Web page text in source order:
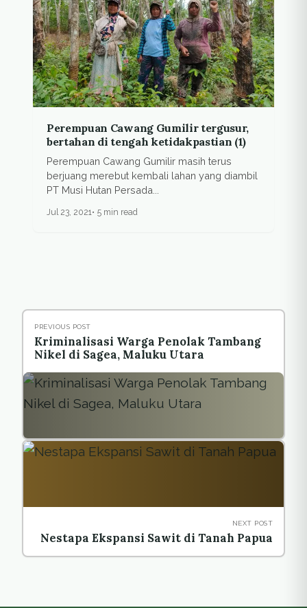
Perempuan Cawang Gumilir tergusur,
bertahan di tengah ketidakpastian (1)
Perempuan Cawang Gumilir masih terus
berjuang merebut kembali lahan yang diambil
PT Musi Hutan Persada...
Jul 23, 2021 5 min read
PREVIOUS POST
Kriminalisasi Warga Penolak Tambang
Nikel di Sagea, Maluku Utara
NEXT POST
Nestapa Ekspansi Sawit di Tanah Papua